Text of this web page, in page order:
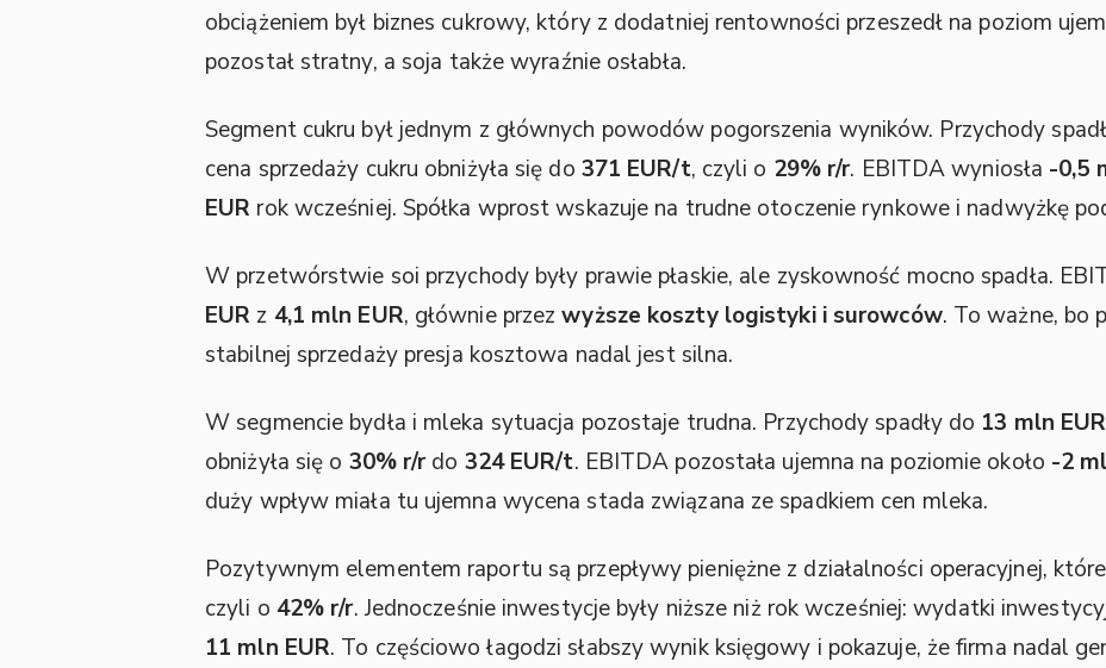
obciążeniem był biznes cukrowy, który z dodatniej rentowności przeszedł na poziom
pozostał stratny, a soja także wyraźnie osłabła.
Segment cukru był jednym z głównych powodów pogorszenia wyników. Przychody
cena sprzedaży cukru obniżyła się do 371 EUR/t, czyli o 29% r/r. EBITDA wyniosła -0,5
EUR rok wcześniej. Spółka wprost wskazuje na trudne otoczenie rynkowe i nadwyżkę
W przetwórstwie soi przychody były prawie płaskie, ale zyskowność mocno spadła.
EUR z 4,1 mln EUR, głównie przezwyższe koszty logistyki i surowców. To ważne, bo
stabilnej sprzedaży presja kosztowa nadal jest silna.
W segmencie bydła i mleka sytuacja pozostaje trudna. Przychody spadły do 13 mln EUR
obniżyła się o 30% r/rdo 324 EUR/t. EBITDA pozostała ujemna na poziomie około -2
duży wpływ miała tu ujemna wycena stada związana ze spadkiem cen mleka.
Pozytywnym elementem raportu są przepływy pieniężne z działalności operacyjnej,
czyli o 42% r/r. Jednocześnie inwestycje były niższe niż rok wcześniej: wydatki
11 mln EUR. To częściowo łagodzi słabszy wynik księgowy i pokazuje, że firma nadal